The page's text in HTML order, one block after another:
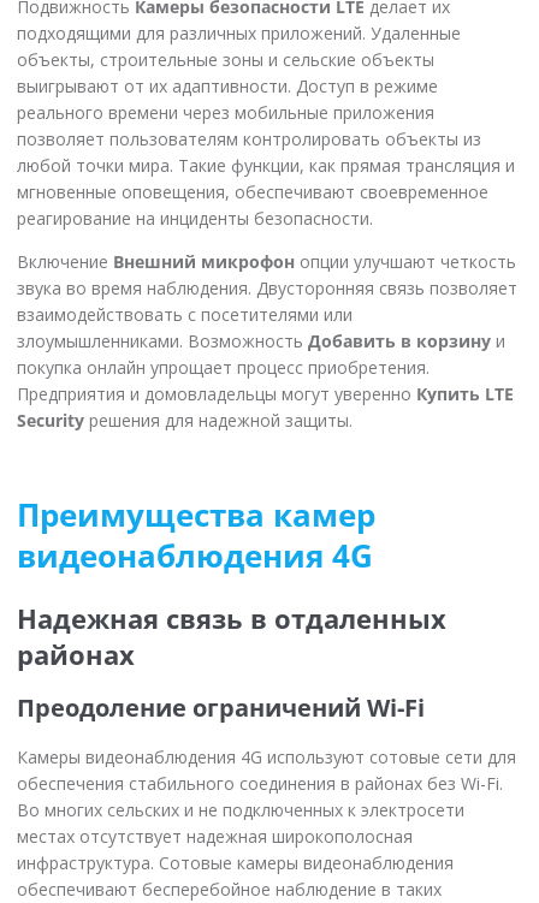
Подвижность Камеры безопасности LTE делает их
подходящими для различных приложений. Удаленные
объекты, строительные зоны и сельские объекты
выигрывают от их адаптивности. Доступ в режиме
реального времени через мобильные приложения
позволяет пользователям контролировать объекты из
любой точки мира. Такие функции, как прямая трансляция и
мгновенные оповещения, обеспечивают своевременное
реагирование на инциденты безопасности.
Включение Внешний микрофон опции улучшают четкость
звука во время наблюдения. Двусторонняя связь позволяет
взаимодействовать с посетителями или
злоумышленниками. Возможность Добавить в корзину и
покупка онлайн упрощает процесс приобретения.
Предприятия и домовладельцы могут уверенно Купить LTE
Security решения для надежной защиты.
Преимущества камер
видеонаблюдения 4G
Надежная связь в отдаленных
районах
Преодоление ограничений Wi-Fi
Камеры видеонаблюдения 4G используют сотовые сети для
обеспечения стабильного соединения в районах без Wi-Fi.
Во многих сельских и не подключенных к электросети
местах отсутствует надежная широкополосная
инфраструктура. Сотовые камеры видеонаблюдения
обеспечивают бесперебойное наблюдение в таких